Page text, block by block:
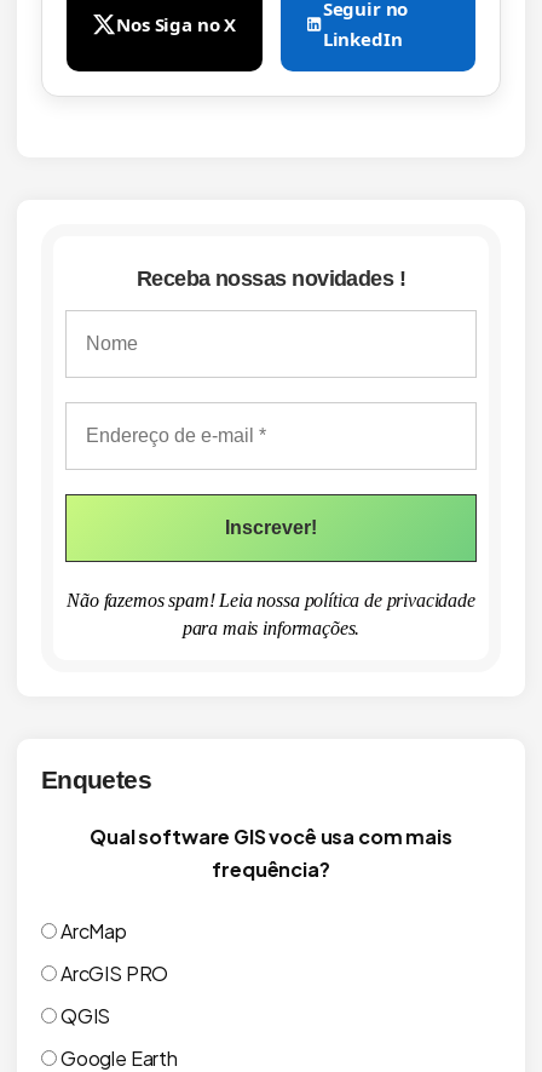
Nos Siga no X
Seguir no
LinkedIn
Receba nossas novidades !
Não fazemos spam! Leia nossa política de privacidade
para mais informações.
Enquetes
Qual software GIS você usa com mais
frequência?
ArcMap
ArcGIS PRO
QGIS
Google Earth